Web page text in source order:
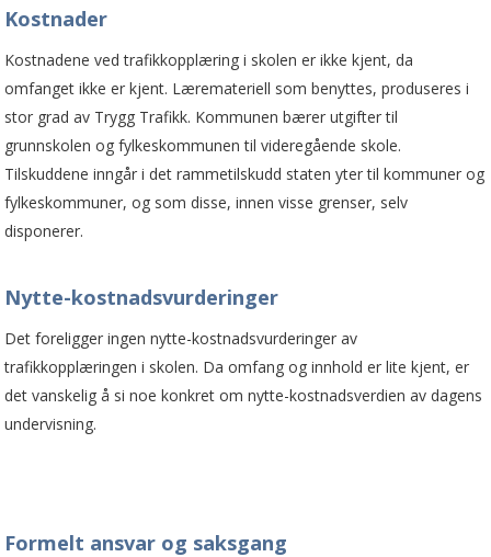
Kostnader
Kostnadene ved trafikkopplæring i skolen er ikke kjent, da
omfanget ikke er kjent. Læremateriell som benyttes, produseres i
stor grad av Trygg Trafikk. Kommunen bærer utgifter til
grunnskolen og fylkeskommunen til videregående skole.
Tilskuddene inngår i det rammetilskudd staten yter til kommuner og
fylkeskommuner, og som disse, innen visse grenser, selv
disponerer.
Nytte-kostnadsvurderinger
Det foreligger ingen nytte-kostnadsvurderinger av
trafikkopplæringen i skolen. Da omfang og innhold er lite kjent, er
det vanskelig å si noe konkret om nytte-kostnadsverdien av dagens
undervisning.
Formelt ansvar og saksgang